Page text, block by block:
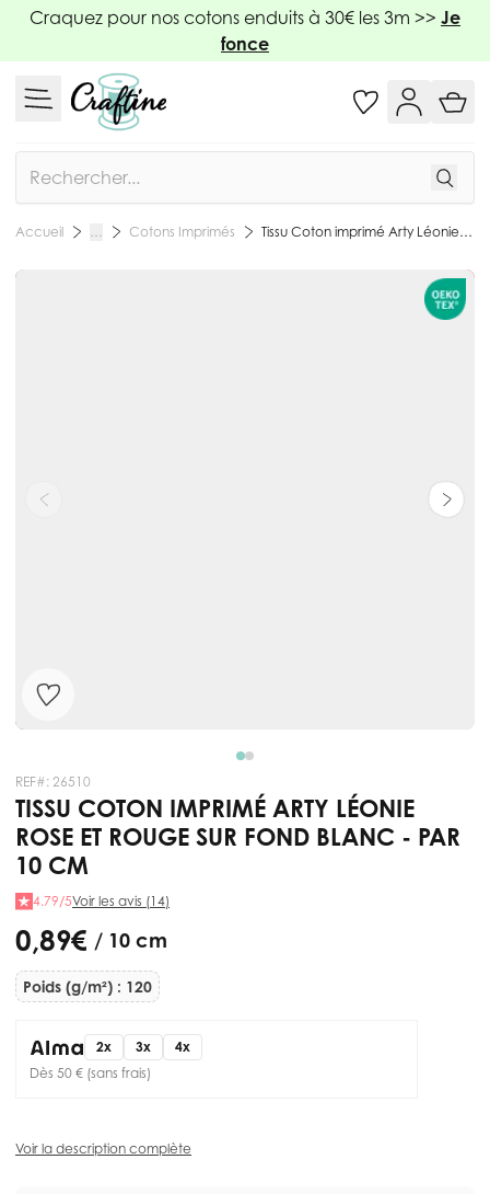
Allez au contenu
Craquez pour nos cotons enduits à 30€ les 3m >> Je
fonce
Accueil … Cotons Imprimés Tissu Coton imprimé Arty Léonie rose et rouge sur fond Blanc - Par 10 cm
REF#: 26510
TISSU COTON IMPRIMÉ ARTY LÉONIE
ROSE ET ROUGE SUR FOND BLANC - PAR
10 CM
4.79/5Voir les avis (14)
0,89 € / 10 cm
Poids (g/m²) : 120
2x 3x
4x
Dès 50 € (sans frais)
Voir la description complète